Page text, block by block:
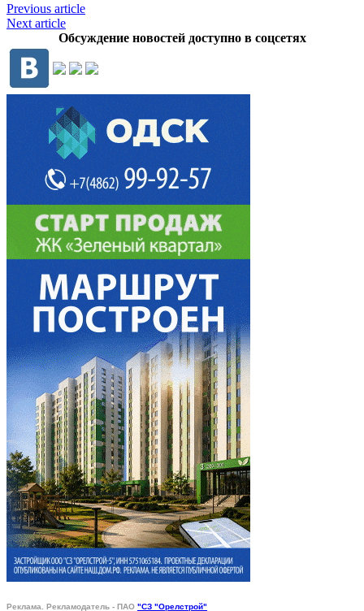
Previous article
Next article
Обсуждение новостей доступно в соцсетях
Реклама. Рекламодатель - ПАО "СЗ "Орелстрой"